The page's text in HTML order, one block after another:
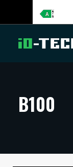
ARTIKKELIT
TECHBBS
B100